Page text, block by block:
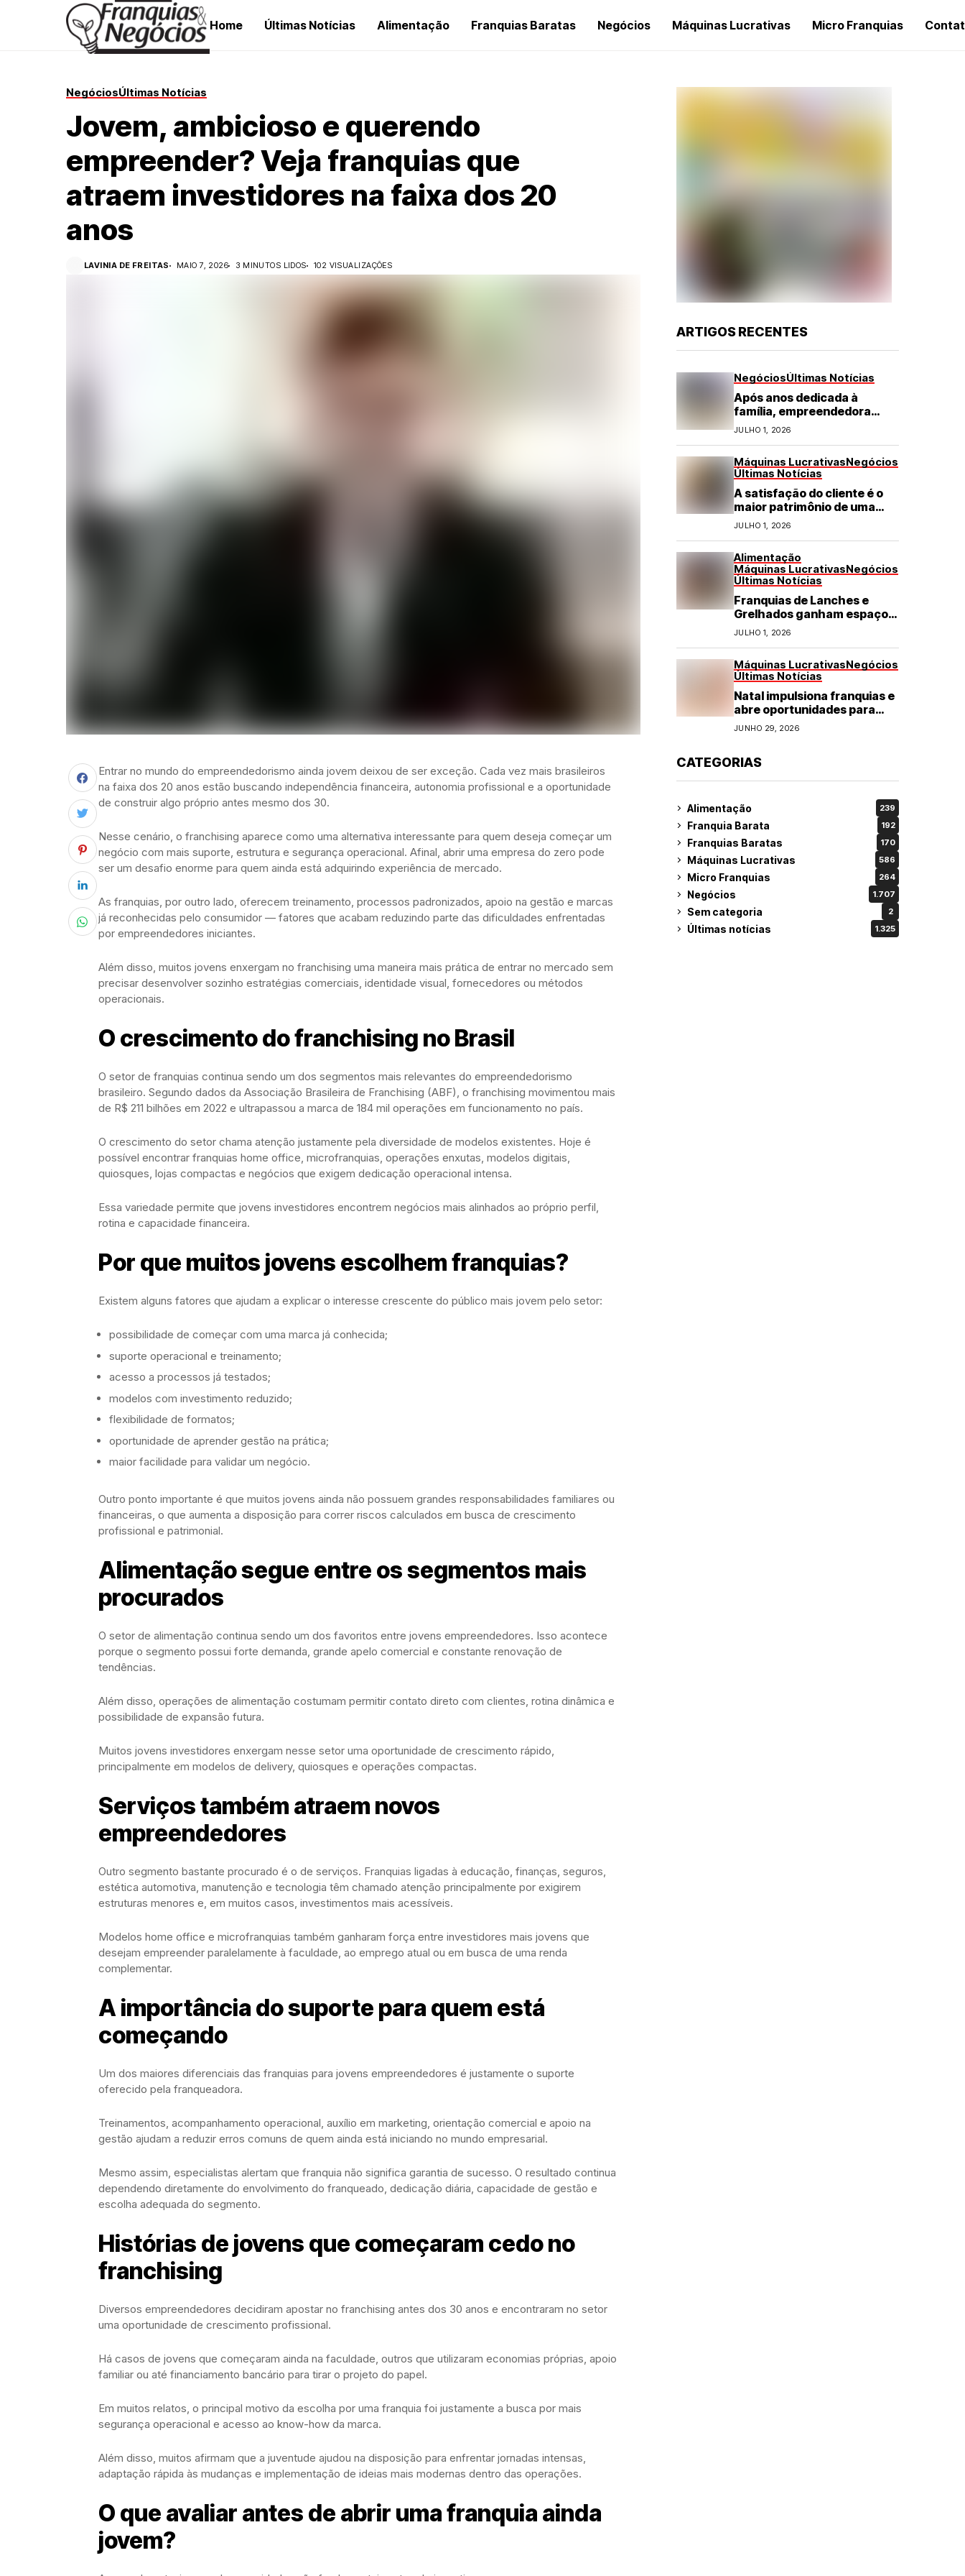
Home Últimas Notícias Alimentação Franquias Baratas Negócios Máquinas Lucrativas Micro Franquias
NegóciosÚltimas Notícias
Jovem, ambicioso e querendo
empreender? Veja franquias que
atraem investidores na faixa dos 20
anos
LAVINIA DE FREITAS MAIO 7, 2026 3 MINUTOS LIDOS 102 VISUALIZAÇÕES
Entrar no mundo do empreendedorismo ainda jovem deixou de ser exceção. Cada vez mais brasileiros
na faixa dos 20 anos estão buscando independência financeira, autonomia profissional e a oportunidade
de construir algo próprio antes mesmo dos 30.
Nesse cenário, o franchising aparece como uma alternativa interessante para quem deseja começar um
negócio com mais suporte, estrutura e segurança operacional. Afinal, abrir uma empresa do zero pode
ser um desafio enorme para quem ainda está adquirindo experiência de mercado.
As franquias, por outro lado, oferecem treinamento, processos padronizados, apoio na gestão e marcas
já reconhecidas pelo consumidor — fatores que acabam reduzindo parte das dificuldades enfrentadas
por empreendedores iniciantes.
Além disso, muitos jovens enxergam no franchising uma maneira mais prática de entrar no mercado sem
precisar desenvolver sozinho estratégias comerciais, identidade visual, fornecedores ou métodos
operacionais.
O crescimento do franchising no Brasil
O setor de franquias continua sendo um dos segmentos mais relevantes do empreendedorismo
brasileiro. Segundo dados da Associação Brasileira de Franchising (ABF), o franchising movimentou mais
de R$ 211 bilhões em 2022 e ultrapassou a marca de 184 mil operações em funcionamento no país.
O crescimento do setor chama atenção justamente pela diversidade de modelos existentes. Hoje é
possível encontrar franquias home office, microfranquias, operações enxutas, modelos digitais,
quiosques, lojas compactas e negócios que exigem dedicação operacional intensa.
Essa variedade permite que jovens investidores encontrem negócios mais alinhados ao próprio perfil,
rotina e capacidade financeira.
Por que muitos jovens escolhem franquias?
Existem alguns fatores que ajudam a explicar o interesse crescente do público mais jovem pelo setor:
possibilidade de começar com uma marca já conhecida;
suporte operacional e treinamento;
acesso a processos já testados;
modelos com investimento reduzido;
flexibilidade de formatos;
oportunidade de aprender gestão na prática;
maior facilidade para validar um negócio.
Outro ponto importante é que muitos jovens ainda não possuem grandes responsabilidades familiares ou
financeiras, o que aumenta a disposição para correr riscos calculados em busca de crescimento
profissional e patrimonial.
Alimentação segue entre os segmentos mais
procurados
O setor de alimentação continua sendo um dos favoritos entre jovens empreendedores. Isso acontece
porque o segmento possui forte demanda, grande apelo comercial e constante renovação de
tendências.
Além disso, operações de alimentação costumam permitir contato direto com clientes, rotina dinâmica e
possibilidade de expansão futura.
Muitos jovens investidores enxergam nesse setor uma oportunidade de crescimento rápido,
principalmente em modelos de delivery, quiosques e operações compactas.
Serviços também atraem novos
empreendedores
Outro segmento bastante procurado é o de serviços. Franquias ligadas à educação, finanças, seguros,
estética automotiva, manutenção e tecnologia têm chamado atenção principalmente por exigirem
estruturas menores e, em muitos casos, investimentos mais acessíveis.
Modelos home office e microfranquias também ganharam força entre investidores mais jovens que
desejam empreender paralelamente à faculdade, ao emprego atual ou em busca de uma renda
complementar.
A importância do suporte para quem está
começando
Um dos maiores diferenciais das franquias para jovens empreendedores é justamente o suporte
oferecido pela franqueadora.
Treinamentos, acompanhamento operacional, auxílio em marketing, orientação comercial e apoio na
gestão ajudam a reduzir erros comuns de quem ainda está iniciando no mundo empresarial.
Mesmo assim, especialistas alertam que franquia não significa garantia de sucesso. O resultado continua
dependendo diretamente do envolvimento do franqueado, dedicação diária, capacidade de gestão e
escolha adequada do segmento.
Histórias de jovens que começaram cedo no
franchising
Diversos empreendedores decidiram apostar no franchising antes dos 30 anos e encontraram no setor
uma oportunidade de crescimento profissional.
Há casos de jovens que começaram ainda na faculdade, outros que utilizaram economias próprias, apoio
familiar ou até financiamento bancário para tirar o projeto do papel.
Em muitos relatos, o principal motivo da escolha por uma franquia foi justamente a busca por mais
segurança operacional e acesso ao know-how da marca.
Além disso, muitos afirmam que a juventude ajudou na disposição para enfrentar jornadas intensas,
adaptação rápida às mudanças e implementação de ideias mais modernas dentro das operações.
O que avaliar antes de abrir uma franquia ainda
jovem?
ARTIGOS RECENTES
NegóciosÚltimas Notícias
Após anos dedicada à
família, empreendedora
transforma franquia de
turismo em negócio de
JULHO 1, 2026
Máquinas LucrativasNegócios
Últimas Notícias
A satisfação do cliente é o
maior patrimônio de uma
franquia
JULHO 1, 2026
Alimentação
Máquinas LucrativasNegócios
Últimas Notícias
Franquias de Lanches e
Grelhados ganham espaço
com demanda por refeições
rápidas e de qualidade
JULHO 1, 2026
Máquinas LucrativasNegócios
Últimas Notícias
Natal impulsiona franquias e
abre oportunidades para
diversos segmentos do
JUNHO 29, 2026
CATEGORIAS
Alimentação 239
Franquia Barata 192
Franquias Baratas 170
Máquinas Lucrativas 586
Micro Franquias 264
Negócios 1.707
Sem categoria 2
Últimas notícias 1.325